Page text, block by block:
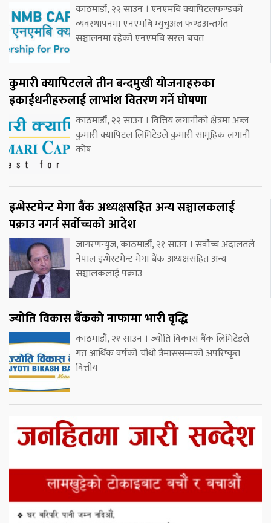
काठमाडौं, २२ साउन । एनएमबि क्यापिटलफण्डको
व्यवस्थापनमा एनएमबि म्युचुअल फण्डअन्तर्गत
सञ्चालनमा रहेको एनएमबि सरल बचत
कुमारी क्यापिटलले तीन बन्दमुखी योजनाहरुका
इकाईधनीहरुलाई लाभांश वितरण गर्ने घोषणा
काठमाडौं, २२ साउन । वित्तिय लगानीको क्षेत्रमा अब्ल
कुमारी क्यापिटल लिमिटेडले कुमारी सामूहिक लगानी
कोष
इन्भेस्टमेन्ट मेगा बैंक अध्यक्षसहित अन्य सञ्चालकलाई
पक्राउ नगर्न सर्वोच्चको आदेश
जागरणन्युज, काठमाडौं, २१ साउन । सर्वोच्च अदालतले
नेपाल इन्भेस्टमेन्ट मेगा बैंक अध्यक्षसहित अन्य
सञ्चालकलाई पक्राउ
ज्योति विकास बैंकको नाफामा भारी वृद्धि
काठमाडौं, २१ साउन । ज्योति विकास बैंक लिमिटेडले
गत आर्थिक वर्षको चौथो त्रैमाससम्मको अपरिष्कृत
वित्तीय